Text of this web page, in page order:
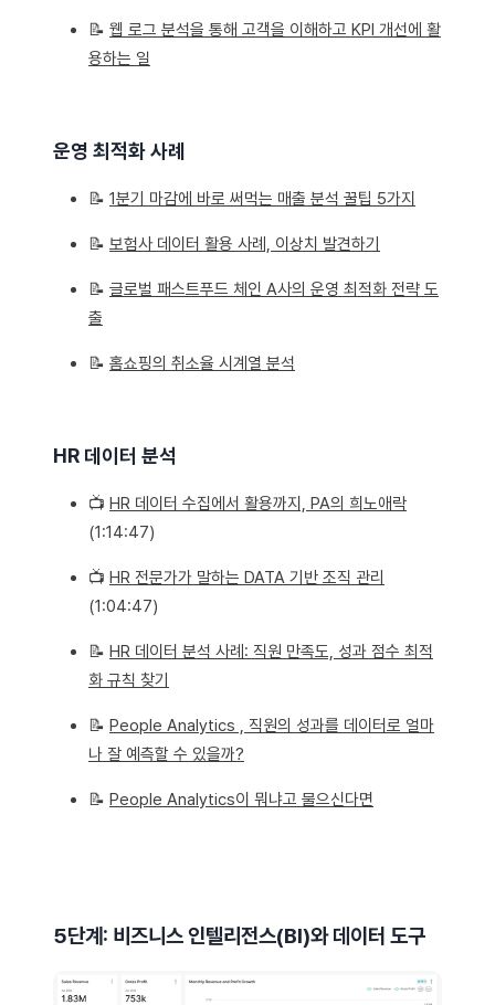
📝 웹 로그 분석을 통해 고객을 이해하고 KPI 개선에 활
용하는 일
운영 최적화 사례
📝 1분기 마감에 바로 써먹는 매출 분석 꿀팁 5가지
📝 보험사 데이터 활용 사례, 이상치 발견하기
📝 글로벌 패스트푸드 체인 A사의 운영 최적화 전략 도
출
📝 홈쇼핑의 취소율 시계열 분석
HR 데이터 분석
📺 HR 데이터 수집에서 활용까지, PA의 희노애락
(1:14:47)
📺 HR 전문가가 말하는 DATA 기반 조직 관리
(1:04:47)
📝 HR 데이터 분석 사례: 직원 만족도, 성과 점수 최적
화 규칙 찾기
📝 People Analytics , 직원의 성과를 데이터로 얼마
나 잘 예측할 수 있을까?
📝 People Analytics이 뭐냐고 물으신다면
5단계: 비즈니스 인텔리전스(BI)와 데이터 도구